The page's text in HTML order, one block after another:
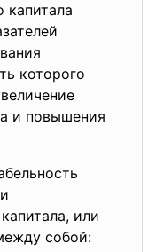
капитала
которого
и повышения
или
собой: